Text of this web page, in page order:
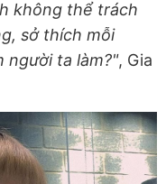
không thể trách
sở thích mỗi
người ta làm?", Gia